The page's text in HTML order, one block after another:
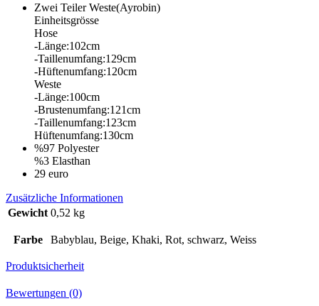
Zwei Teiler Weste(Ayrobin)
Einheitsgrösse
Hose
-Länge:102cm
-Taillenumfang:129cm
-Hüftenumfang:120cm
Weste
-Länge:100cm
-Brustenumfang:121cm
-Taillenumfang:123cm
Hüftenumfang:130cm
%97 Polyester
%3 Elasthan
29 euro
Zusätzliche Informationen
Gewicht 0,52 kg
Farbe Babyblau, Beige, Khaki, Rot, schwarz, Weiss
Produktsicherheit
Bewertungen (0)